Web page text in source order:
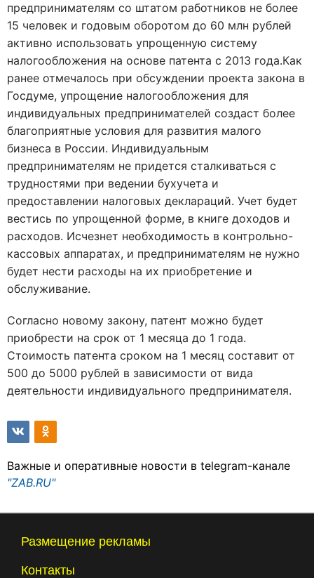
предпринимателям со штатом работников не более
15 человек и годовым оборотом до 60 млн рублей
активно использовать упрощенную систему
налогообложения на основе патента с 2013 года.Как
ранее отмечалось при обсуждении проекта закона в
Госдуме, упрощение налогообложения для
индивидуальных предпринимателей создаст более
благоприятные условия для развития малого
бизнеса в России. Индивидуальным
предпринимателям не придется сталкиваться с
трудностями при ведении бухучета и
предоставлении налоговых деклараций. Учет будет
вестись по упрощенной форме, в книге доходов и
расходов. Исчезнет необходимость в контрольно-
кассовых аппаратах, и предпринимателям не нужно
будет нести расходы на их приобретение и
обслуживание.
Согласно новому закону, патент можно будет
приобрести на срок от 1 месяца до 1 года.
Стоимость патента сроком на 1 месяц составит от
500 до 5000 рублей в зависимости от вида
деятельности индивидуального предпринимателя.
Важные и оперативные новости в telegram-канале
"ZAB.RU"
Размещение рекламы
Контакты